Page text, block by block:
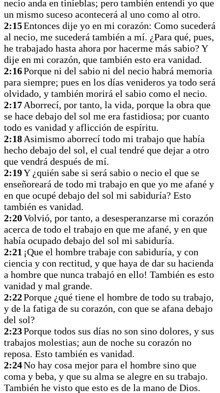
necio anda en tinieblas; pero también entendí yo que
un mismo suceso acontecerá al uno como al otro.
2:15Entonces dije yo en mi corazón: Como sucederá
al necio, me sucederá también a mí. ¿Para qué, pues,
he trabajado hasta ahora por hacerme más sabio? Y
dije en mi corazón, que también esto era vanidad.
2:16Porque ni del sabio ni del necio habrá memoria
para siempre; pues en los días venideros ya todo será
olvidado, y también morirá el sabio como el necio.
2:17 Aborrecí, por tanto, la vida, porque la obra que
se hace debajo del sol me era fastidiosa; por cuanto
todo es vanidad y aflicción de espíritu.
2:18 Asimismo aborrecí todo mi trabajo que había
hecho debajo del sol, el cual tendré que dejar a otro
que vendrá después de mí.
2:19Y ¿quién sabe si será sabio o necio el que se
enseñoreará de todo mi trabajo en que yo me afané y
en que ocupé debajo del sol mi sabiduría? Esto
también es vanidad.
2:20Volvió, por tanto, a desesperanzarse mi corazón
acerca de todo el trabajo en que me afané, y en que
había ocupado debajo del sol mi sabiduría.
2:21 ¡Que el hombre trabaje con sabiduría, y con
ciencia y con rectitud, y que haya de dar su hacienda
a hombre que nunca trabajó en ello! También es esto
vanidad y mal grande.
2:22Porque ¿qué tiene el hombre de todo su trabajo,
y de la fatiga de su corazón, con que se afana debajo
del sol?
2:23Porque todos sus días no son sino dolores, y sus
trabajos molestias; aun de noche su corazón no
reposa. Esto también es vanidad.
2:24No hay cosa mejor para el hombre sino que
coma y beba, y que su alma se alegre en su trabajo.
También he visto que esto es de la mano de Dios.